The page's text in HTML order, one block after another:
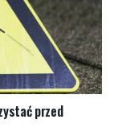
przed